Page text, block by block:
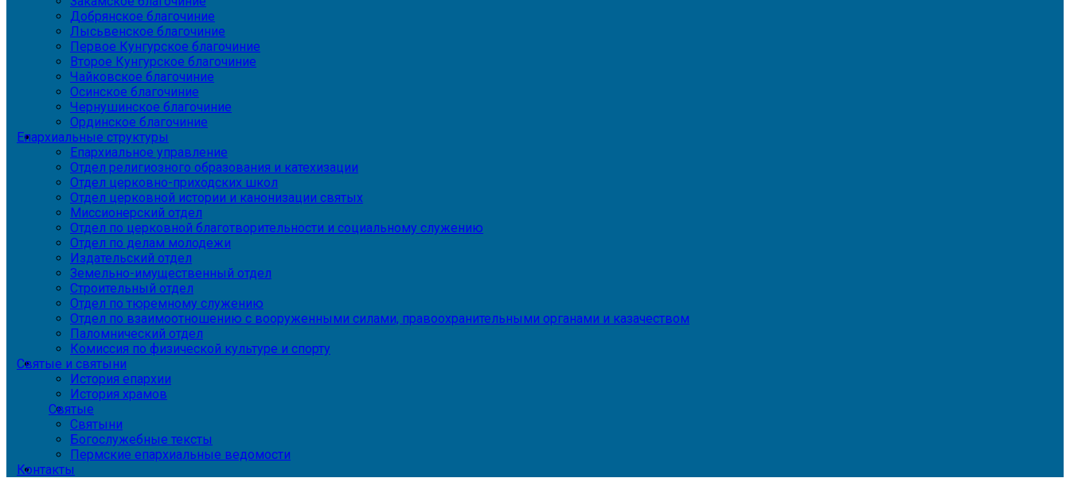
Добрянское благочиние
Лысьвенское благочиние
Первое Кунгурское благочиние
Второе Кунгурское благочиние
Чайковское благочиние
Осинское благочиние
Чернушинское благочиние
Ординское благочиние
Епархиальные структуры
Епархиальное управление
Отдел религиозного образования и катехизации
Отдел церковно-приходских школ
Отдел церковной истории и канонизации святых
Миссионерский отдел
Отдел по церковной благотворительности и социальному служению
Отдел по делам молодежи
Издательский отдел
Земельно-имущественный отдел
Строительный отдел
Отдел по тюремному служению
Отдел по взаимоотношению с вооруженными силами, правоохранительными органами и казачеством
Паломнический отдел
Комиссия по физической культуре и спорту
Святые и святыни
История епархии
История храмов
Святые
Святыни
Богослужебные тексты
Пермские епархиальные ведомости
Контакты